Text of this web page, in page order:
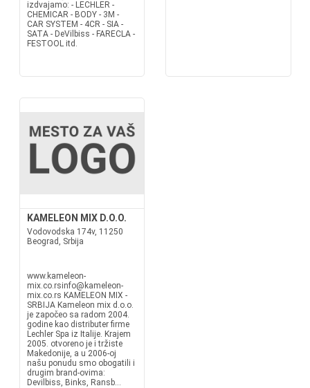
izdvajamo: - LECHLER -
CHEMICAR - BODY - 3M -
CAR SYSTEM - 4CR - SIA -
SATA - DeVilbiss - FARECLA -
FESTOOL itd.
KAMELEON MIX D.O.O.
Vodovodska 174v, 11250
Beograd, Srbija
www.kameleon-
mix.co.rsinfo@kameleon-
mix.co.rs KAMELEON MIX -
SRBIJA Kameleon mix d.o.o.
je započeo sa radom 2004.
godine kao distributer firme
Lechler Spa iz Italije. Krajem
2005. otvoreno je i tržiste
Makedonije, a u 2006-oj
našu ponudu smo obogatili i
drugim brand-ovima:
Devilbiss, Binks, Ransb...